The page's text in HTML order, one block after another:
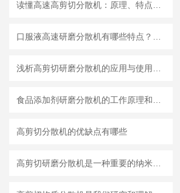
高剪切分散机的优缺点有哪些